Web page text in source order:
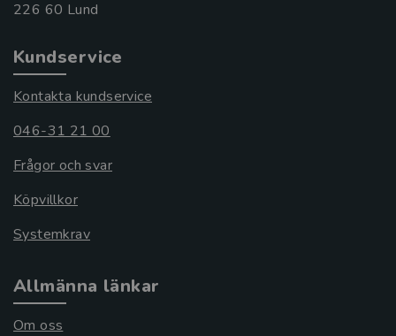
Kundservice
Kontakta kundservice
046-31 21 00
Frågor och svar
Köpvillkor
Systemkrav
Allmänna länkar
Om oss